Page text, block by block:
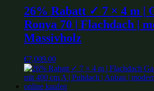
26% Rabatt ✓ 7 × 4 m |
Ronya 70 | Flachdach |
Massivholz
€7,009.00